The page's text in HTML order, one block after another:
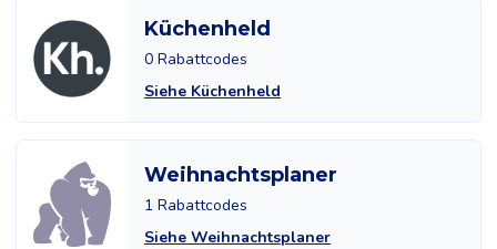
Küchenheld
0 Rabattcodes
Siehe Küchenheld
Weihnachtsplaner
1 Rabattcodes
Siehe Weihnachtsplaner